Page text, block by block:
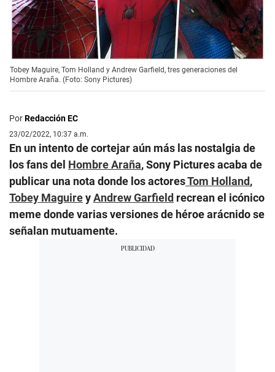
Tobey Maguire, Tom Holland y Andrew Garfield, tres generaciones del
Hombre Araña. (Foto: Sony Pictures)
PorRedacción EC
23/02/2022, 10:37 a.m.
En un intento de cortejar aún más las nostalgia de
los fans del Hombre Araña, Sony Pictures acaba de
publicar una nota donde los actoresTom Holland,
Tobey MaguireyAndrew Garfield recrean el icónico
meme donde varias versiones de héroe arácnido se
señalan mutuamente.